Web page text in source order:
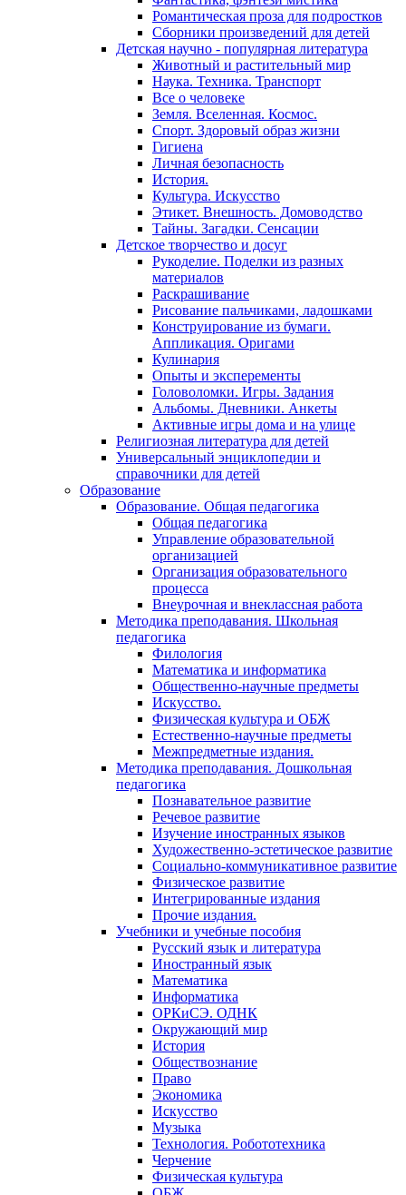
Романтическая проза для подростков
Сборники произведений для детей
Детская научно - популярная литература
Животный и растительный мир
Наука. Техника. Транспорт
Все о человеке
Земля. Вселенная. Космос.
Спорт. Здоровый образ жизни
Гигиена
Личная безопасность
История.
Культура. Искусство
Этикет. Внешность. Домоводство
Тайны. Загадки. Сенсации
Детское творчество и досуг
Рукоделие. Поделки из разных
материалов
Раскрашивание
Рисование пальчиками, ладошками
Конструирование из бумаги.
Аппликация. Оригами
Кулинария
Опыты и эксперементы
Головоломки. Игры. Задания
Альбомы. Дневники. Анкеты
Активные игры дома и на улице
Религиозная литература для детей
Универсальный энциклопедии и
справочники для детей
Образование
Образование. Общая педагогика
Общая педагогика
Управление образовательной
организацией
Организация образовательного
процесса
Внеурочная и внеклассная работа
Методика преподавания. Школьная
педагогика
Филология
Математика и информатика
Общественно-научные предметы
Искусство.
Физическая культура и ОБЖ
Естественно-научные предметы
Межпредметные издания.
Методика преподавания. Дошкольная
педагогика
Познавательное развитие
Речевое развитие
Изучение иностранных языков
Художественно-эстетическое развитие
Социально-коммуникативное развитие
Физическое развитие
Интегрированные издания
Прочие издания.
Учебники и учебные пособия
Русский язык и литература
Иностранный язык
Математика
Информатика
ОРКиСЭ. ОДНК
Окружающий мир
История
Обществознание
Право
Экономика
Искусство
Музыка
Технология. Робототехника
Черчение
Физическая культура